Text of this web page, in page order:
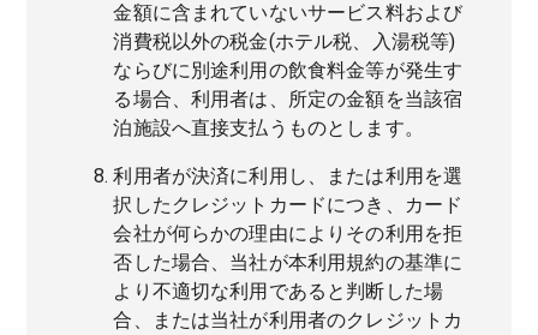
金額に含まれていないサービス料および
消費税以外の税金(ホテル税、入湯税等)
ならびに別途利用の飲食料金等が発生す
る場合、利用者は、所定の金額を当該宿
泊施設へ直接支払うものとします。
利用者が決済に利用し、または利用を選
択したクレジットカードにつき、カード
会社が何らかの理由によりその利用を拒
否した場合、当社が本利用規約の基準に
より不適切な利用であると判断した場
合、または当社が利用者のクレジットカ